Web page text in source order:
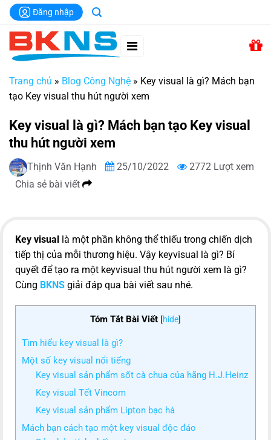
Chuyển
đến
dung
Đăng nhập
Trang chủ » Blog Công Nghệ » Key visual là gì? Mách bạn
tạo Key visual thu hút người xem
Key visual là gì? Mách bạn tạo Key visual
thu hút người xem
Thịnh Văn Hạnh 25/10/2022
2772 Lượt xem
Chia sẻ bài viết
Key visual là một phần không thể thiếu trong chiến dịch
tiếp thị của mỗi thương hiệu. Vậy keyvisual là gì? Bí
quyết để tạo ra một keyvisual thu hút người xem là gì?
Cùng BKNS giải đáp qua bài viết sau nhé.
Tóm Tắt Bài Viết [hide]
Tìm hiểu key visual là gì?
Một số key visual nổi tiếng
Key visual sản phẩm sốt cà chua của hãng H.J.Heinz
Key visual Tết Vincom
Key visual sản phẩm Lipton bạc hà
Mách bạn cách tạo một key visual độc đáo